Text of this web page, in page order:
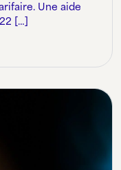
Une aide
[…]